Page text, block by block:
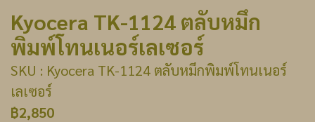
Kyocera TK-1124 ตลับหมึก
พิมพ์โทนเนอร์เลเซอร์
SKU : Kyocera TK-1124 ตลับหมึกพิมพ์โทนเนอร์
เลเซอร์
฿2,850